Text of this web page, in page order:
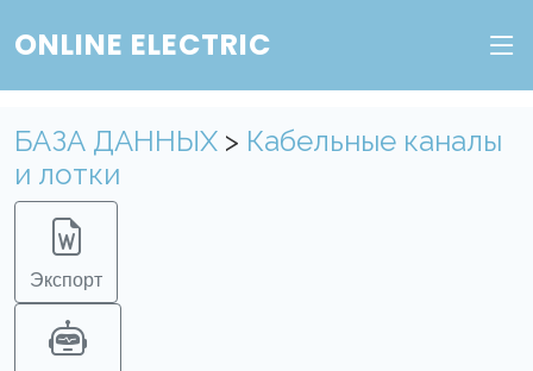
ONLINE ELECTRIC
БАЗА ДАННЫХ > Кабельные каналы
и лотки
Экспорт
Пополните баланс в личном кабинете, чтобы
получить доступ ко всем сервисам "Онлайн